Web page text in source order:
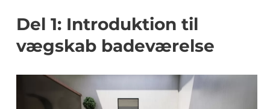
Del 1: Introduktion til
vægskab badeværelse